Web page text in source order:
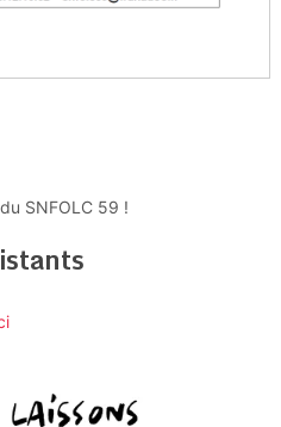
SNFOLC 59 !